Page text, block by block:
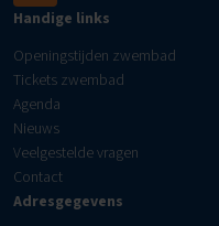
Handige links
Openingstijden zwembad
Tickets zwembad
Agenda
Nieuws
Veelgestelde vragen
Contact
Adresgegevens